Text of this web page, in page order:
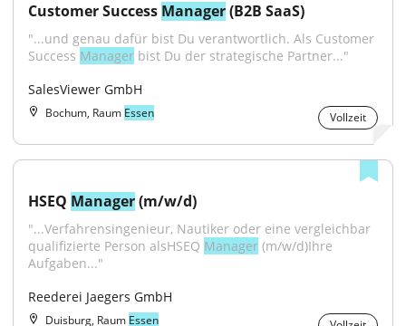
Customer Success Manager (B2B SaaS)
"...und genau dafür bist Du verantwortlich. Als Customer
Success Manager bist Du der strategische Partner..."
SalesViewer GmbH
Bochum, Raum Essen Vollzeit
HSEQ Manager (m⁠/⁠w⁠/⁠d)
"...Verfahrensingenieur, Nautiker oder eine vergleichbar
qualifizierte Person alsHSEQ Manager (m⁠/⁠w⁠/⁠d)Ihre
Aufgaben..."
Reederei Jaegers GmbH
Duisburg, Raum Essen